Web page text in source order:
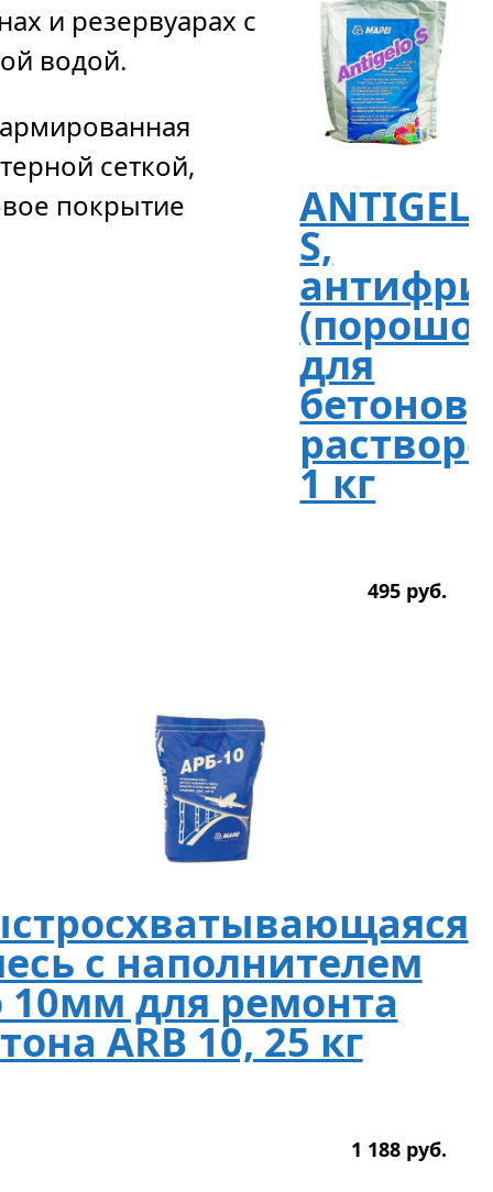
и резервуарах с
водой.
сеткой,
покрытие
S,
для
бетонов,
1 кг
495 руб.
с наполнителем
10мм для ремонта
ARB 10, 25 кг
1 188 руб.